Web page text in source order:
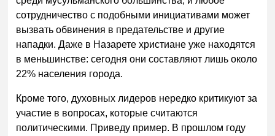
сотрудничество с подобными инициативами может
вызвать обвинения в предательстве и другие
нападки. Даже в Назарете христиане уже находятся
в меньшинстве: сегодня они составляют лишь около
22% населения города.
Кроме того, духовных лидеров нередко критикуют за
участие в вопросах, которые считаются
политическими. Приведу пример. В прошлом году